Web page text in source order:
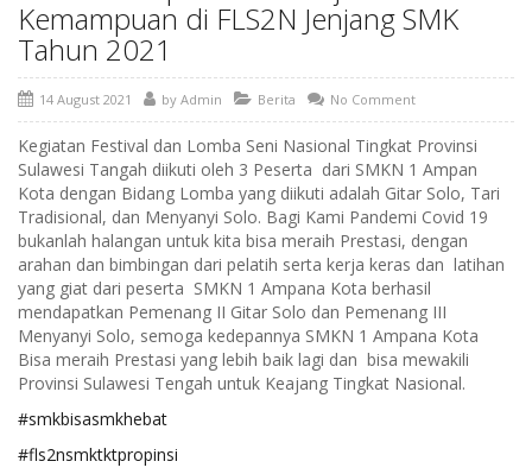
Kemampuan di FLS2N Jenjang SMK
Tahun 2021
14 August 2021 by Admin Berita No Comment
Kegiatan Festival dan Lomba Seni Nasional Tingkat Provinsi
Sulawesi Tangah diikuti oleh 3 Peserta dari SMKN 1 Ampan
Kota dengan Bidang Lomba yang diikuti adalah Gitar Solo, Tari
Tradisional, dan Menyanyi Solo. Bagi Kami Pandemi Covid 19
bukanlah halangan untuk kita bisa meraih Prestasi, dengan
arahan dan bimbingan dari pelatih serta kerja keras dan latihan
yang giat dari peserta SMKN 1 Ampana Kota berhasil
mendapatkan Pemenang II Gitar Solo dan Pemenang III
Menyanyi Solo, semoga kedepannya SMKN 1 Ampana Kota
Bisa meraih Prestasi yang lebih baik lagi dan bisa mewakili
Provinsi Sulawesi Tengah untuk Keajang Tingkat Nasional.
#smkbisasmkhebat
#fls2nsmktktpropinsi